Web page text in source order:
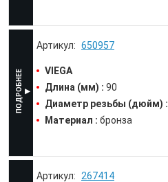
650957
VIEGA
Длина (мм) : 90
Диаметр резьбы (дюйм) :
Материал : бронза
267414